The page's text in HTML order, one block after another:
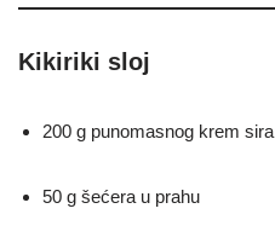
Kikiriki sloj
200 g punomasnog krem sira
50 g šećera u prahu